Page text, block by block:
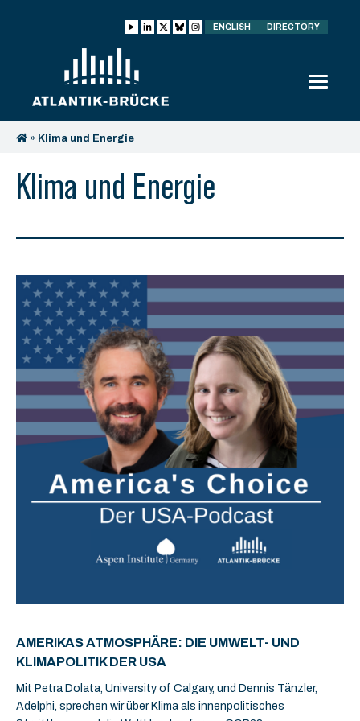
ENGLISH DIRECTORY
» Klima und Energie
Klima und Energie
AMERIKAS ATMOSPHÄRE: DIE UMWELT- UND
KLIMAPOLITIK DER USA
Mit Petra Dolata, University of Calgary, und Dennis Tänzler,
Adelphi, sprechen wir über Klima als innenpolitisches